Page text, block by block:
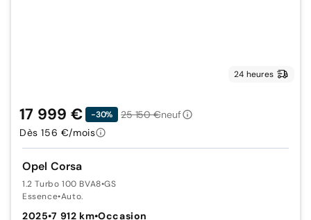
24 heures
Opel Corsa
1.2 Turbo 100 BVA8•GS
Essence•Auto.
2025•7 912 km•Occasion
17 999 € -30% 25 150 €neuf
Dès 156 €/mois